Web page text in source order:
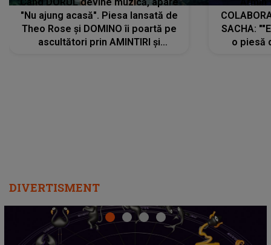
"Nu ajung acasă". Piesa lansată de
Theo Rose și DOMINO îi poartă pe
ascultători prin AMINTIRI și
SACHA:
o piesă
DIVERTISMENT